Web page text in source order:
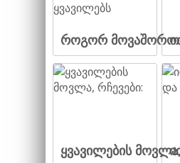
როგორ
ყვავილების